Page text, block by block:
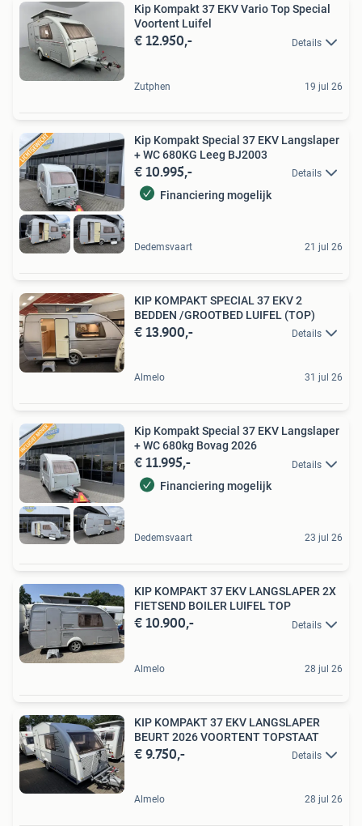
Kip Kompakt 37 EKV Vario Top Special
Voortent Luifel
€ 12.950,- Details
Zutphen 19 jul 26
Kip Kompakt Special 37 EKV Langslaper
+ WC 680KG Leeg BJ2003
€ 10.995,- Details
Financiering mogelijk
Dedemsvaart 21 jul 26
KIP KOMPAKT SPECIAL 37 EKV 2
BEDDEN /GROOTBED LUIFEL (TOP)
€ 13.900,- Details
Almelo 31 jul 26
Kip Kompakt Special 37 EKV Langslaper
+ WC 680kg Bovag 2026
€ 11.995,- Details
Financiering mogelijk
Dedemsvaart 23 jul 26
KIP KOMPAKT 37 EKV LANGSLAPER 2X
FIETSEND BOILER LUIFEL TOP
€ 10.900,- Details
Almelo 28 jul 26
KIP KOMPAKT 37 EKV LANGSLAPER
BEURT 2026 VOORTENT TOPSTAAT
€ 9.750,- Details
Almelo 28 jul 26